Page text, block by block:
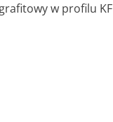
w profilu